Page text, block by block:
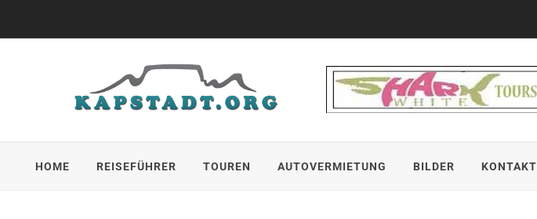
HOME REISEFÜHRER TOUREN AUTOVERMIETUNG BILDER KONTAKT